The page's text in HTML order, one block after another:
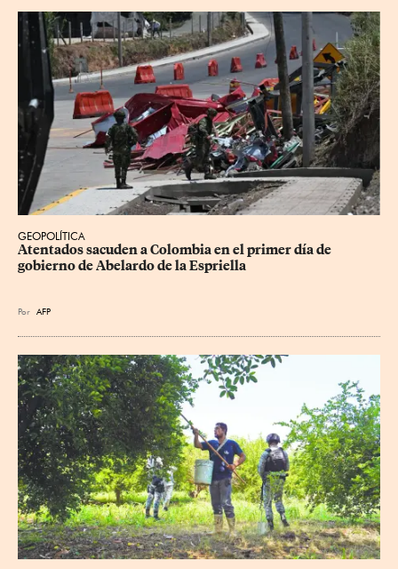
GEOPOLÍTICA
Atentados sacuden a Colombia en el primer día de
gobierno de Abelardo de la Espriella
Por AFP